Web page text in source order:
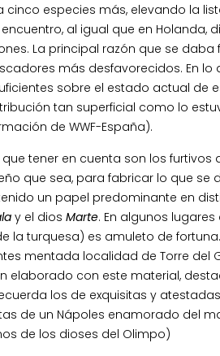
cinco especies más, elevando la
encuentro, al igual que en
La principal razón que se
más desfavorecidos. En
sobre el estado actual de
tan superficial como lo
de WWF-España).
tener en cuenta son los
que sea, para fabricar lo que se
un papel predominante en
y el diosMarte. En algunos
la turquesa) es amuleto de
mentada localidad de Torre del
elaborado con este material,
los de exquisitas y
de un Nápoles enamorado del
de los dioses del Olimpo)